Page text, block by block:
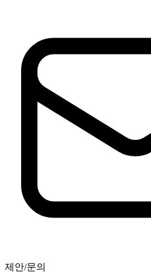
제안/문의